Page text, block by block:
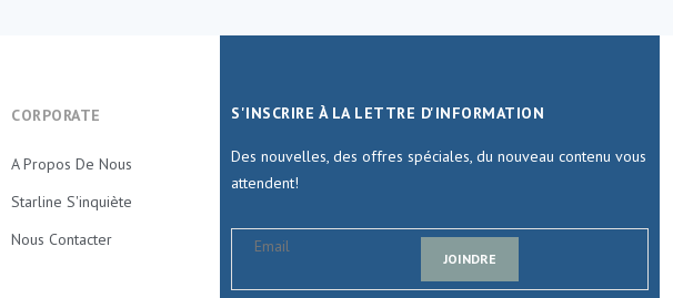
CORPORATE
A Propos De Nous
Starline S'inquiète
Nous Contacter
S'INSCRIRE À LA LETTRE D'INFORMATION
Des nouvelles, des offres spéciales, du nouveau contenu vous
attendent!
JOINDRE